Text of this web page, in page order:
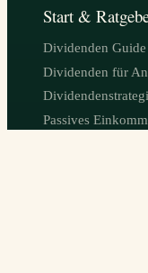
Start &
Dividenden Guide
Dividenden für
Passives